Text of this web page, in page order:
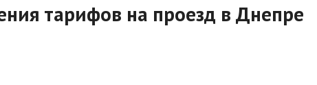
тарифов на проезд в Днепре